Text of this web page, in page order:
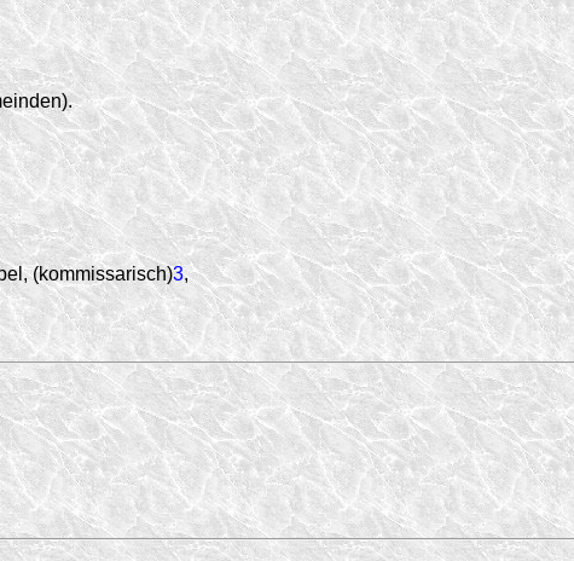
(kommissarisch)3,